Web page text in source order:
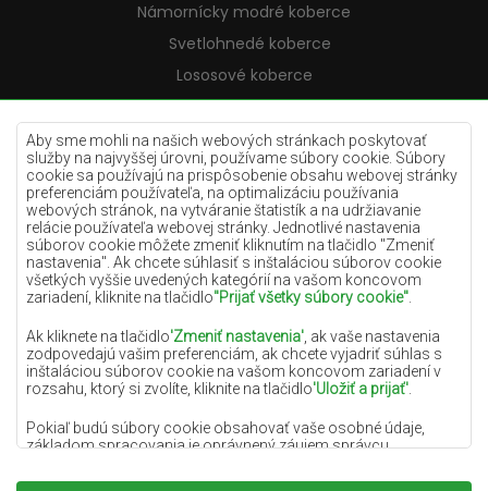
Aby sme mohli na našich webových stránkach poskytovať
služby na najvyššej úrovni, používame súbory cookie. Súbory
cookie sa používajú na prispôsobenie obsahu webovej stránky
preferenciám používateľa, na optimalizáciu používania
webových stránok, na vytváranie štatistík a na udržiavanie
relácie používateľa webovej stránky. Jednotlivé nastavenia
súborov cookie môžete zmeniť kliknutím na tlačidlo "Zmeniť
nastavenia". Ak chcete súhlasiť s inštaláciou súborov cookie
všetkých vyššie uvedených kategórií na vašom koncovom
zariadení, kliknite na tlačidlo"Prijať všetky súbory cookie"
Ak kliknete na tlačidlo'Zmeniť nastavenia' , ak vaše nastavenia
zodpovedajú vašim preferenciám, ak chcete vyjadriť súhlas s
inštaláciou súborov cookie na vašom koncovom zariadení v
rozsahu, ktorý si zvolíte, kliknite na tlačidlo'Uložiť a prijať'
Pokiaľ budú súbory cookie obsahovať vaše osobné údaje,
základom spracovania je oprávnený záujem správcu
podobe poskytovania vysokokvalitných služieb na našej
Námornícky modré koberce
Svetlohnedé koberce
Lososové koberce
Krémové koberce
Lilac koberce
Žlté koberce
Mätové koberce
Modré koberce
Oranžové koberce
Ružové koberce
Šedé koberce
Terakotové koberce
Zelené koberce
Zlaté koberce